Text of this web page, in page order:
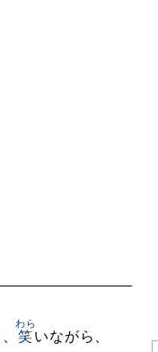
笑
わら
いながら、